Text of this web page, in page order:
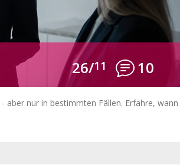
26/11 10
nur in bestimmten Fällen. Erfahre, wann